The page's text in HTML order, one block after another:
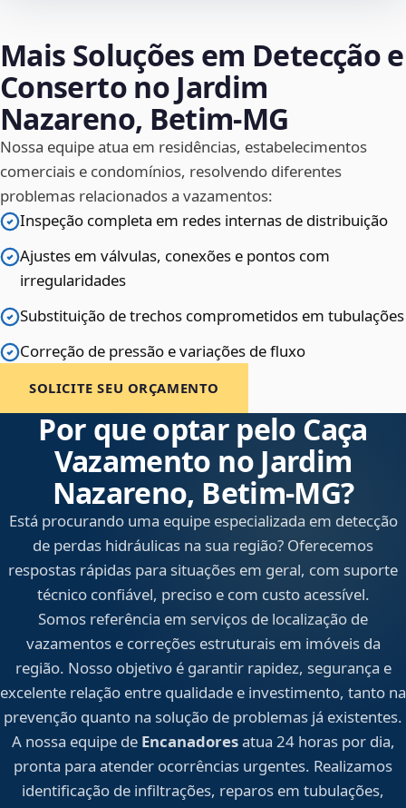
Mais Soluções em Detecção e
Conserto no Jardim
Nazareno, Betim‑MG
Nossa equipe atua em residências, estabelecimentos
comerciais e condomínios, resolvendo diferentes
problemas relacionados a vazamentos:
Inspeção completa em redes internas de distribuição
Ajustes em válvulas, conexões e pontos com
irregularidades
Substituição de trechos comprometidos em tubulações
Correção de pressão e variações de fluxo
SOLICITE SEU ORÇAMENTO
Por que optar pelo Caça
Vazamento no Jardim
Nazareno, Betim‑MG?
Está procurando uma equipe especializada em detecção
de perdas hidráulicas na sua região? Oferecemos
respostas rápidas para situações em geral, com suporte
técnico confiável, preciso e com custo acessível.
Somos referência em serviços de localização de
vazamentos e correções estruturais em imóveis da
região. Nosso objetivo é garantir rapidez, segurança e
excelente relação entre qualidade e investimento, tanto na
prevenção quanto na solução de problemas já existentes.
A nossa equipe de Encanadoresatua 24 horas por dia,
pronta para atender ocorrências urgentes. Realizamos
identificação de infiltrações, reparos em tubulações,